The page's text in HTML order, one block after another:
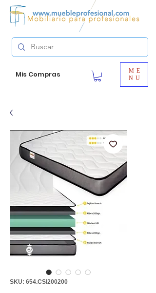
Mis Compras
ME
NU
SKU: 654.CSI200200